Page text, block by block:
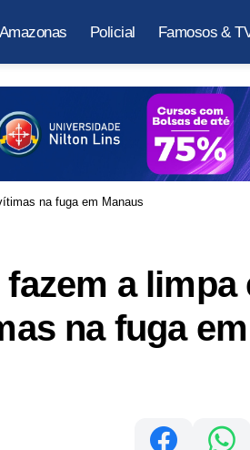
Amazonas Policial Famosos &
na fuga em Manaus
a limpa
na fuga em